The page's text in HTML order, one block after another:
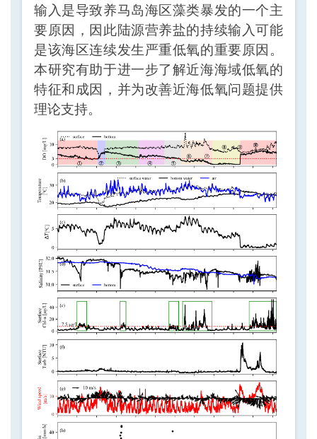
输入是导致养马岛海区藻类暴发的一个主
要原因，因此陆源营养盐的持续输入可能
是该海区连续发生严重低氧的重要原因。
本研究有助于进一步了解近海海域低氧的
特征和成因，并为改善近海低氧问题提供
理论支持。